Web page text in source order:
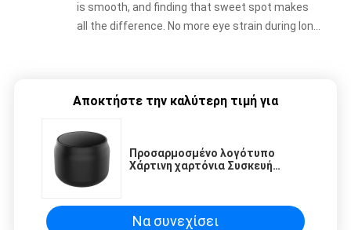
is smooth, and finding that sweet spot makes
all the difference. No more eye strain during long
manual adjustment is smooth, and finding that
eye strain during long sessions. Highly
recommend taking the time to set it up
properly!""The Pico 4's visual clarity is fantastic
adjustment is smooth, and finding that sweet
Αποκτήστε την καλύτερη τιμή για
Προσαρμοσμένο λογότυπο
Χάρτινη χαρτόνια Συσκευή
κουτί δώρων με κλείσιμο με
κορδέλα
Να συνεχίσει